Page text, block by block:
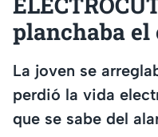
planchaba el
La joven se
perdió la vida
que se sabe del